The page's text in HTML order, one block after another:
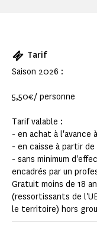
Tarif
Saison 2026 :
5,50€/ personne
Tarif valable :
- en achat à l'avance
- en caisse à partir
- sans minimum
encadrés par un
Gratuit moins de 18
(ressortissants de
le territoire) hors